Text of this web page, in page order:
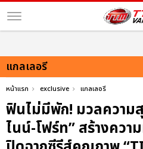
แกลเลอรี
หน้าแรก exclusive แกลเลอรี
ฟินไม่มีพัก! มวลความ
ไนน์-โฟร์ท” สร้างควา